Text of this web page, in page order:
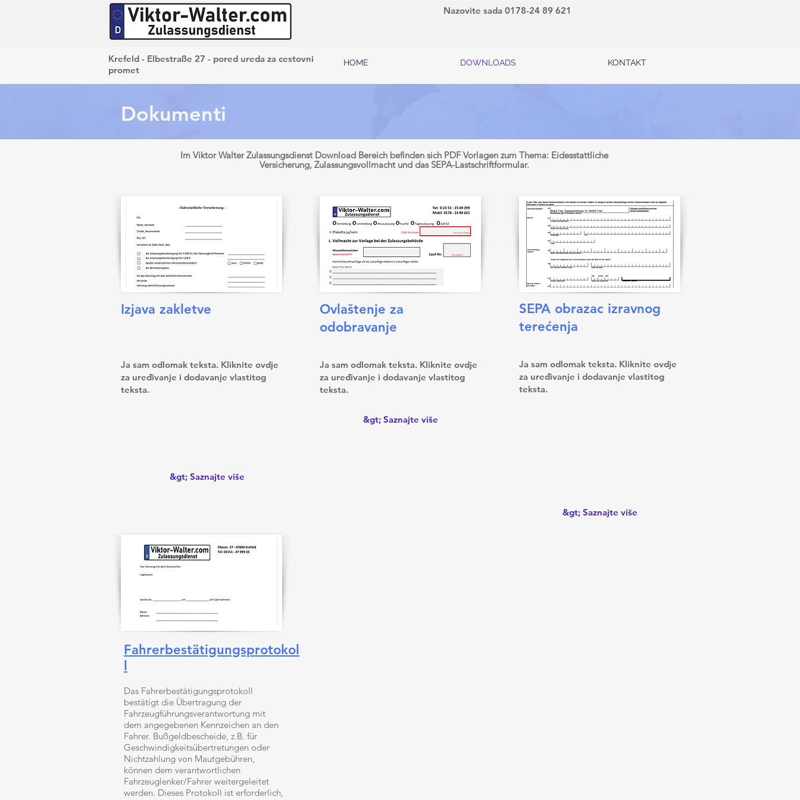
Nazovite sada 0178-24 89 621
HOME DOWNLOADS KONTAKT
Krefeld - Elbestraße 27 - pored ureda za cestovni
promet
Dokumenti
Im Viktor Walter Zulassungsdienst Download Bereich befinden sich PDF Vorlagen zum Thema: Eidesstattliche
Versicherung, Zulassungsvollmacht und das SEPA-Lastschriftformular.
Izjava zakletve
Ja sam odlomak teksta. Kliknite ovdje
za uređivanje i dodavanje vlastitog
teksta.
&gt; Saznajte više
Ovlaštenje za
odobravanje
Ja sam odlomak teksta. Kliknite ovdje
za uređivanje i dodavanje vlastitog
teksta.
&gt; Saznajte više
SEPA obrazac izravnog
terećenja
Ja sam odlomak teksta. Kliknite ovdje
za uređivanje i dodavanje vlastitog
teksta.
&gt; Saznajte više
Fahrerbestätigungsprotokol
Das Fahrerbestätigungsprotokoll
bestätigt die Übertragung der
Fahrzeugführungsverantwortung mit
dem angegebenen Kennzeichen an den
Fahrer. Bußgeldbescheide, z.B. für
Geschwindigkeitsübertretungen oder
Nichtzahlung von Mautgebühren,
können dem verantwortlichen
Fahrzeuglenker/Fahrer weitergeleitet
werden. Dieses Protokoll ist erforderlich,